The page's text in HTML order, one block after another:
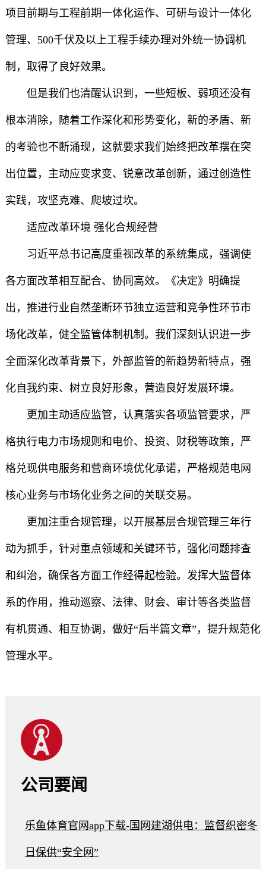
项目前期与工程前期一体化运作、可研与设计一体化
管理、500千伏及以上工程手续办理对外统一协调机
制，取得了良好效果。
但是我们也清醒认识到，一些短板、弱项还没有
根本消除，随着工作深化和形势变化，新的矛盾、新
的考验也不断涌现，这就要求我们始终把改革摆在突
出位置，主动应变求变、锐意改革创新，通过创造性
实践，攻坚克难、爬坡过坎。
适应改革环境 强化合规经营
习近平总书记高度重视改革的系统集成，强调使
各方面改革相互配合、协同高效。《决定》明确提
出，推进行业自然垄断环节独立运营和竞争性环节市
场化改革，健全监管体制机制。我们深刻认识进一步
全面深化改革背景下，外部监管的新趋势新特点，强
化自我约束、树立良好形象，营造良好发展环境。
更加主动适应监管，认真落实各项监管要求，严
格执行电力市场规则和电价、投资、财税等政策，严
格兑现供电服务和营商环境优化承诺，严格规范电网
核心业务与市场化业务之间的关联交易。
更加注重合规管理，以开展基层合规管理三年行
动为抓手，针对重点领域和关键环节，强化问题排查
和纠治，确保各方面工作经得起检验。发挥大监督体
系的作用，推动巡察、法律、财会、审计等各类监督
有机贯通、相互协调，做好“后半篇文章”，提升规范化
管理水平。
公司要闻
乐鱼体育官网app下载-国网建湖供电：监督织密冬
日保供“安全网”